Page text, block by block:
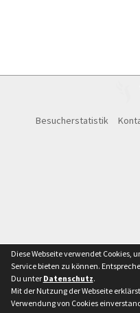
Besucherstatistik
Diese Webseite verwendet Cookies,
Service bieten zu können.
Du unter Datenschutz.
Mit der Nutzung der Webseite
Verwendung von Cookies